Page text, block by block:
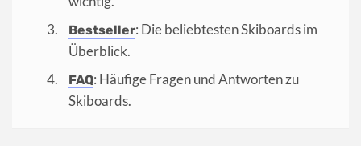
Bestseller: Die beliebtesten Skiboards im
Überblick.
FAQ: Häufige Fragen und Antworten zu
Skiboards.